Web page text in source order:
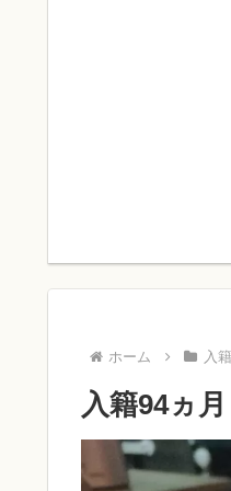
ホーム 入
入籍94ヵ